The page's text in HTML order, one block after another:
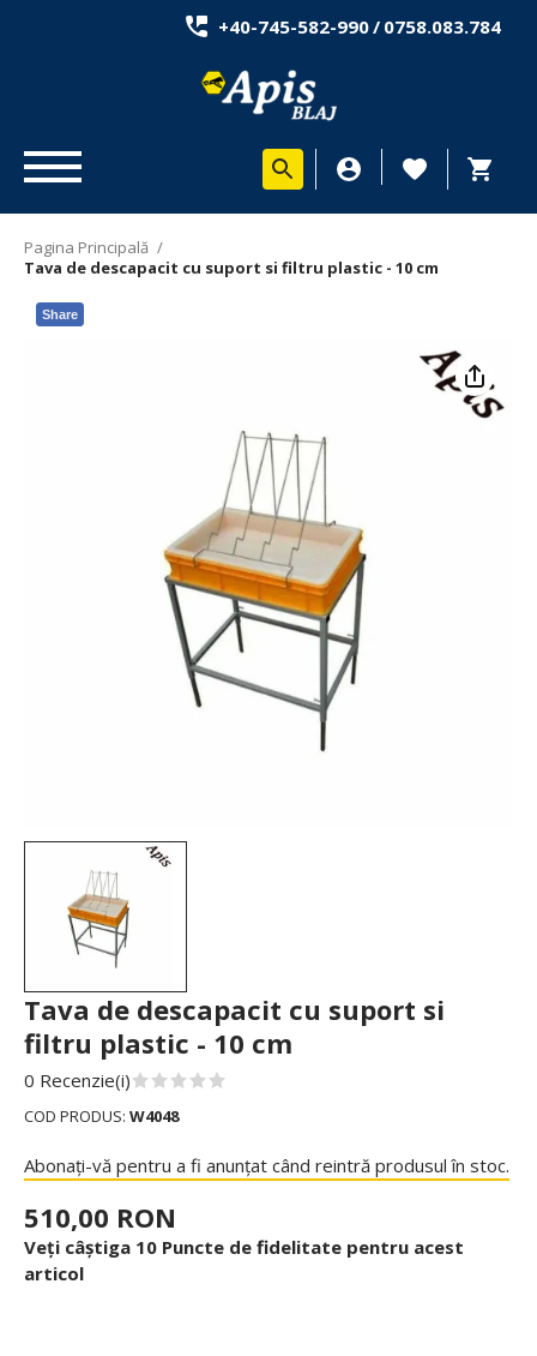
+40-745-582-990/ 0758.083.784
Pagina Principală /
Tava de descapacit cu suport si filtru plastic - 10 cm
Share
Tava de descapacit cu suport si
filtru plastic - 10 cm
0 Recenzie(i)
COD PRODUS: W4048
Abonați-vă pentru a fi anunțat când reintră produsul în stoc.
510,00 RON
Veți câștiga 10 Puncte de fidelitate pentru acest
articol